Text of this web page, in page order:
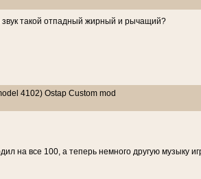
такой отпадный жирный и рычащий?
4102) Ostap Custom mod
на все 100, а теперь немного другую музыку